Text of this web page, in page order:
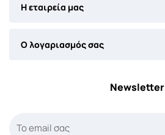
Η εταιρεία μας
Ο λογαριασμός σας
Newsletter